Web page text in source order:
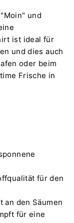
und
ist ideal für
und dies auch
oder beim
Frische in
für den
den Säumen
für eine